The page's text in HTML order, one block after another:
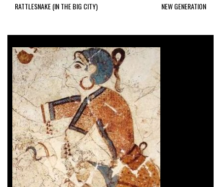
RATTLESNAKE (IN THE BIG CITY) NEW GENERATION